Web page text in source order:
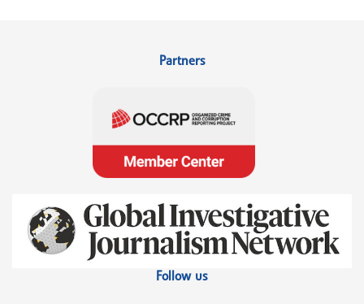
Partners
Follow us